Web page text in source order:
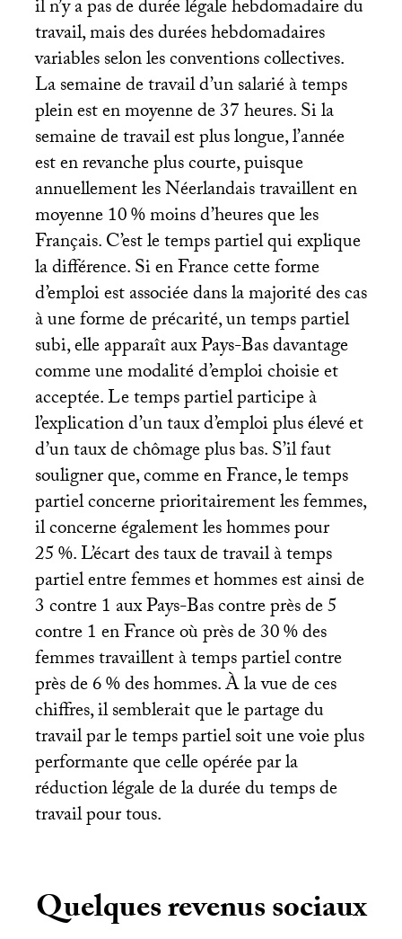
il n’y a pas de durée légale hebdomadaire du
travail, mais des durées hebdomadaires
variables selon les conventions collectives.
La semaine de travail d’un salarié à temps
plein est en moyenne de 37 heures. Si la
semaine de travail est plus longue, l’année
est en revanche plus courte, puisque
annuellement les Néerlandais travaillent en
moyenne 10% moins d’heures que les
Français. C’est le temps partiel qui explique
la différence. Si en France cette forme
d’emploi est associée dans la majorité des cas
à une forme de précarité, un temps partiel
subi, elle apparaît aux Pays-Bas davantage
comme une modalité d’emploi choisie et
acceptée. Le temps partiel participe à
l’explication d’un taux d’emploi plus élevé et
d’un taux de chômage plus bas. S’il faut
souligner que, comme en France, le temps
partiel concerne prioritairement les femmes,
il concerne également les hommes pour
25%. L’écart des taux de travail à temps
partiel entre femmes et hommes est ainsi de
3 contre 1 aux Pays-Bas contre près de 5
contre 1 en France où près de 30% des
femmes travaillent à temps partiel contre
près de 6% des hommes. À la vue de ces
chiffres, il semblerait que le partage du
travail par le temps partiel soit une voie plus
performante que celle opérée par la
réduction légale de la durée du temps de
travail pour tous.
Quelques revenus sociaux